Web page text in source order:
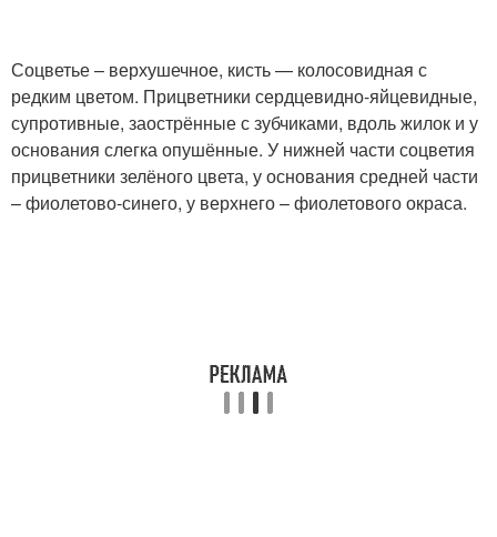
Соцветье – верхушечное, кисть — колосовидная с
редким цветом. Прицветники сердцевидно-яйцевидные,
супротивные, заострённые с зубчиками, вдоль жилок и у
основания слегка опушённые. У нижней части соцветия
прицветники зелёного цвета, у основания средней части
– фиолетово-синего, у верхнего – фиолетового окраса.